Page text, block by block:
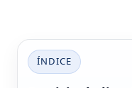
ÍNDICE